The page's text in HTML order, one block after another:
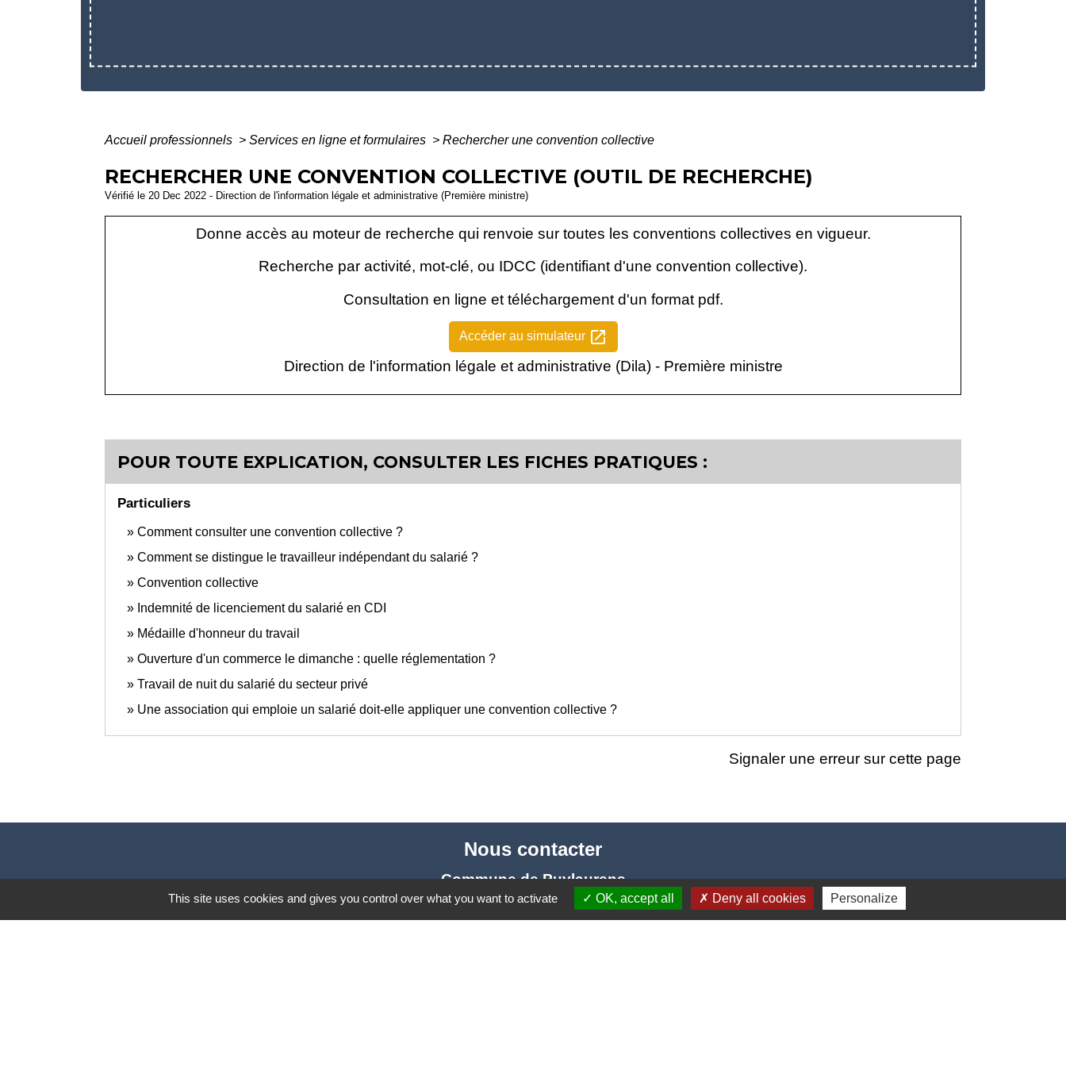
Accueil professionnels > Services en ligne et formulaires > Rechercher une convention collective
RECHERCHER UNE CONVENTION COLLECTIVE (OUTIL DE RECHERCHE)
Vérifié le 20 Dec 2022 - Direction de l'information légale et administrative (Première ministre)
Donne accès au moteur de recherche qui renvoie sur toutes les conventions collectives en vigueur.
Recherche par activité, mot-clé, ou IDCC (identifiant d'une convention collective).
Consultation en ligne et téléchargement d'un format pdf.
Accéder au simulateur open_in_new
Direction de l'information légale et administrative (Dila) - Première ministre
POUR TOUTE EXPLICATION, CONSULTER LES FICHES PRATIQUES :
Particuliers
Comment consulter une convention collective ?
Comment se distingue le travailleur indépendant du salarié ?
Convention collective
Indemnité de licenciement du salarié en CDI
Médaille d'honneur du travail
Ouverture d'un commerce le dimanche : quelle réglementation ?
Travail de nuit du salarié du secteur privé
Une association qui emploie un salarié doit-elle appliquer une convention collective ?
Signaler une erreur sur cette page
Nous contacter
Commune de Puylaurens
1 rue de la Mairie
81700 Puylaurens - FRANCE
This site uses cookies and gives you control over what you want to activate OK, accept all Deny all cookies Personalize